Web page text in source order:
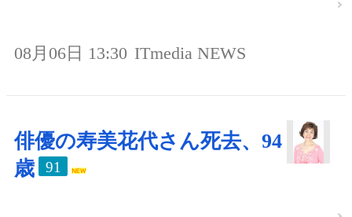
08月06日 13:30 ITmedia NEWS
俳優の寿美花代さん死去、94
歳
91